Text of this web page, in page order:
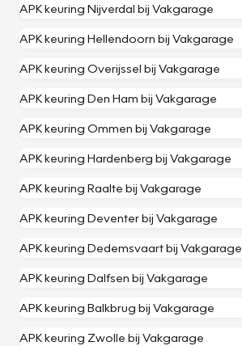
APK keuring Nijverdal bij Vakgarage
APK keuring Hellendoorn bij Vakgarage
APK keuring Overijssel bij Vakgarage
APK keuring Den Ham bij Vakgarage
APK keuring Ommen bij Vakgarage
APK keuring Hardenberg bij Vakgarage
APK keuring Raalte bij Vakgarage
APK keuring Deventer bij Vakgarage
APK keuring Dedemsvaart bij Vakgarage
APK keuring Dalfsen bij Vakgarage
APK keuring Balkbrug bij Vakgarage
APK keuring Zwolle bij Vakgarage